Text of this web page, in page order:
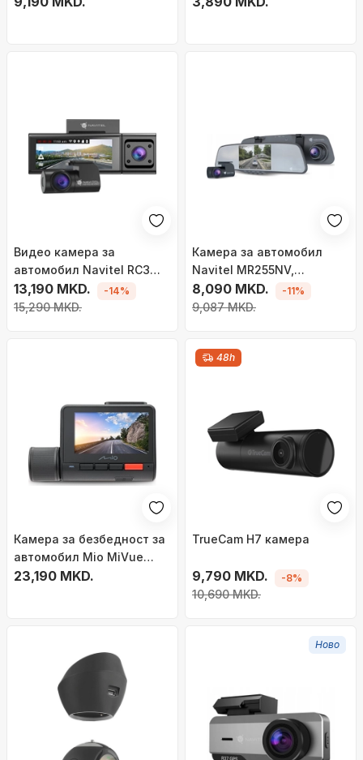
Видео камера за
автомобил Navitel RC3
Pro
13,190 MKD.
15,290 MKD.
-14%
Камера за автомобил
Navitel MR255NV,
огледало со DVR
8,090 MKD.
9,087 MKD.
-11%
Камера за безбедност за
автомобил Mio MiVue
955W Dual, 4K, WiFi, со
23,190 MKD.
48h
TrueCam H7 камера
9,790 MKD.
10,690 MKD.
-8%
Ново